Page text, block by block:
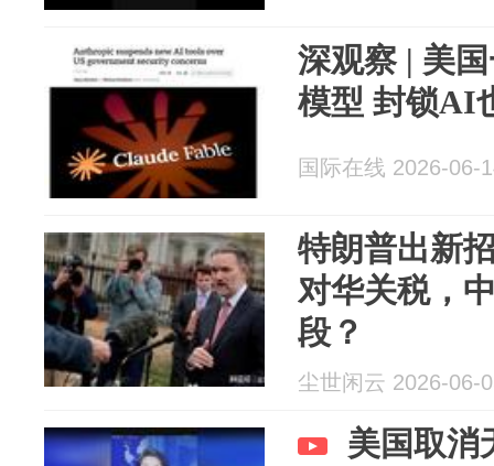
深观察 | 美
模型 封锁AI
国际在线 2026-06-
特朗普出新
对华关税，
段？
尘世闲云 2026-06-
美国取消